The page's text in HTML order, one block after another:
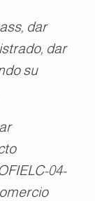
dar
dar
su
04-